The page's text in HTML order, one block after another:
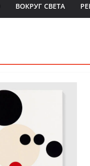
ВОКРУГ СВЕТА